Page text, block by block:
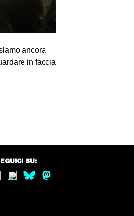
ancora
in faccia
SU: